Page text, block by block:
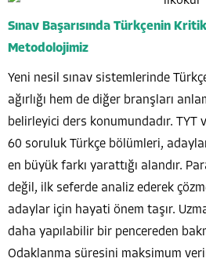
Sınav Başarısında Türkçenin
Metodolojimiz
Yeni nesil sınav sistemlerinde
ağırlığı hem de diğer branşları
belirleyici ders konumundadır. TYT
60 soruluk Türkçe bölümleri,
en büyük farkı yarattığı alandır.
değil, ilk seferde analiz ederek
adaylar için hayati önem taşır.
daha yapılabilir bir pencereden
Odaklanma süresini maksimum